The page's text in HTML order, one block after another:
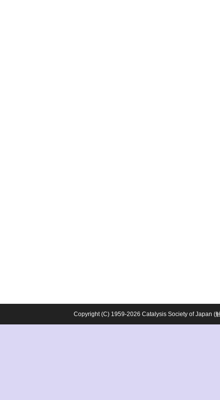
Copyright (C) 1959-2026 Catalysis Society of Japan (